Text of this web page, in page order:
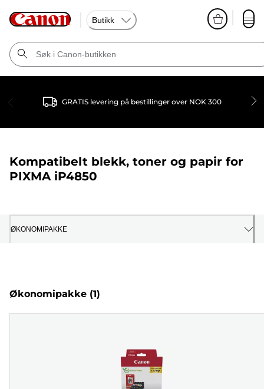
Butikk
GRATIS levering på bestillinger over NOK 300
Kompatibelt blekk, toner og papir for
PIXMA iP4850
ØKONOMIPAKKE
Økonomipakke (1)